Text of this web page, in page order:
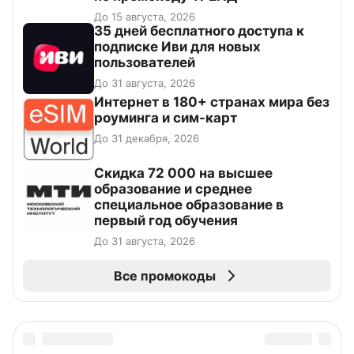
До 15 августа, 2026
35 дней бесплатного доступа к
подписке Иви для новых
пользователей
До 31 августа, 2026
Интернет в 180+ странах мира без
роуминга и сим-карт
До 31 декабря, 2026
Скидка 72 000 на высшее
образование и среднее
специальное образование в
первый год обучения
До 31 августа, 2026
Все промокоды